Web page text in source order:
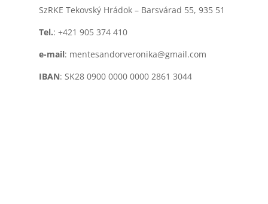
SzRKE Tekovský Hrádok – Barsvárad 55, 935 51
Tel.: +421 905 374 410
e-mail: mentesandorveronika@gmail.com
IBAN: SK28 0900 0000 0000 2861 3044